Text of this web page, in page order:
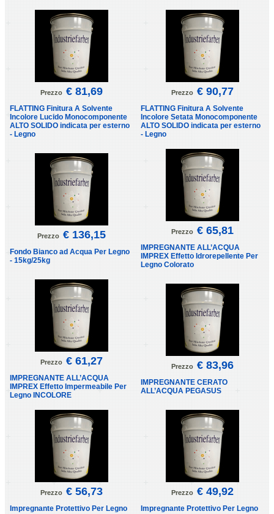
Prezzo € 81,69
FLATTING Finitura A Solvente
Incolore Lucido Monocomponente
ALTO SOLIDO indicata per esterno
- Legno
Prezzo € 90,77
FLATTING Finitura A Solvente
Incolore Setata Monocomponente
ALTO SOLIDO indicata per esterno
- Legno
Prezzo € 136,15
Fondo Bianco ad Acqua Per Legno
- 15kg/25kg
Prezzo € 65,81
IMPREGNANTE ALL’ACQUA
IMPREX Effetto Idrorepellente Per
Legno Colorato
Prezzo € 61,27
IMPREGNANTE ALL’ACQUA
IMPREX Effetto Impermeabile Per
Legno INCOLORE
Prezzo € 83,96
IMPREGNANTE CERATO
ALL’ACQUA PEGASUS
Prezzo € 56,73
Impregnante Protettivo Per Legno
Prezzo € 49,92
Impregnante Protettivo Per Legno